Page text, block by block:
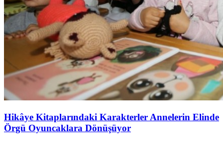
Hikâye Kitaplarındaki Karakterler Annelerin Elinde
Örgü Oyuncaklara Dönüşüyor